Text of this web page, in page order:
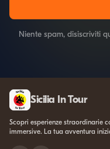
Niente spam, disiscriviti
Sicilia In Tour
Scopri esperienze straordinarie
immersive. La tua avventura